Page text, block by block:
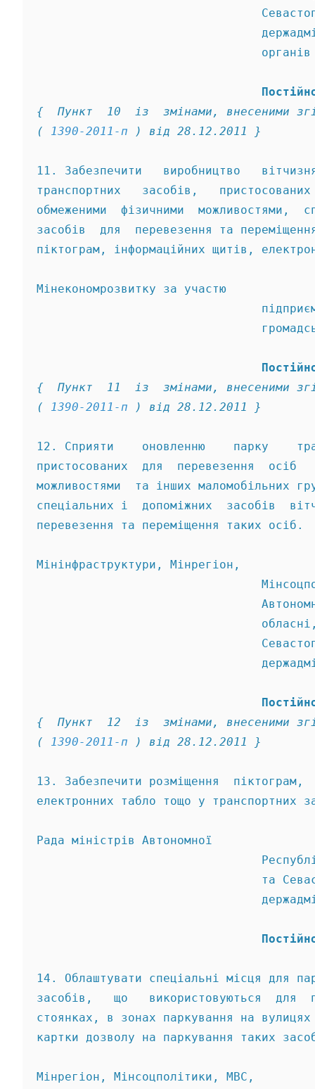
{  Пункт  10  із  змінами, внесеними
( 1390-2011-п ) від 28.12.2011 }
11. Забезпечити   виробництво
транспортних   засобів,
обмеженими  фізичними  можливостями,
засобів  для  перевезення та
піктограм, інформаційних щитів,
Мінекономрозвитку за участю
{  Пункт  11  із  змінами, внесеними
( 1390-2011-п ) від 28.12.2011 }
12. Сприяти    оновленню    парку
пристосованих  для  перевезення
можливостями  та інших маломобільних
спеціальних і  допоміжних  засобів
перевезення та переміщення таких осіб.
Мінінфраструктури, Мінрегіон,
{  Пункт  12  із  змінами, внесеними
( 1390-2011-п ) від 28.12.2011 }
13. Забезпечити розміщення
електронних табло тощо у транспортних
Рада міністрів Автономної
та
14. Облаштувати спеціальні місця для
засобів,   що   використовуються  для
стоянках, в зонах паркування на
картки дозволу на паркування таких
Мінрегіон, Мінсоцполітики, МВС,